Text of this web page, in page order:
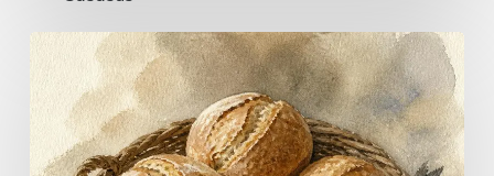
Brot
und
Fisch